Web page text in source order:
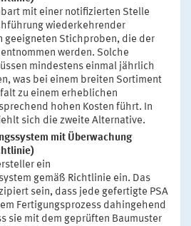
mit einer notifizierten Stelle
wiederkehrender
geeigneten Stichproben, die der
werden. Solche
mindestens einmal jährlich
was bei einem breiten Sortiment
zu einem erheblichen
hohen Kosten führt. In
sich die zweite Alternative.
mit Überwachung
ein
gemäß Richtlinie ein. Das
sein, dass jede gefertigte PSA
Fertigungsprozess dahingehend
sie mit dem geprüften Baumuster